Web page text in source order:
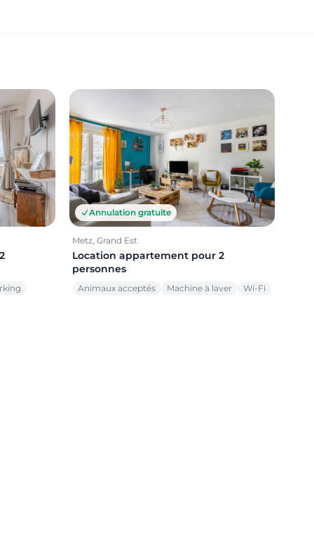
Annulation gratuite
Metz, Grand Est
Location appartement pour 2
personnes
Animaux acceptés Machine à laver Wi-Fi